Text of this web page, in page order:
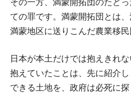
その一方、満蒙開拓団のたど
ての罪です。満蒙開拓団とは
満蒙地区に送りこんだ農業移民
日本が本土だけでは抱えきれ
抱えていたことは、先に紹介
できる土地を、政府は必死に